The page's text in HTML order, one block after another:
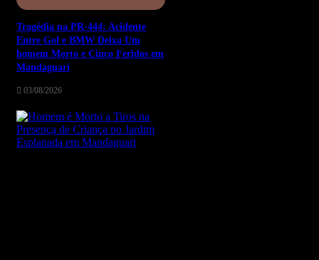
Tragédia na PR-444: Acidente
Entre Gol e BMW Deixa Um
homem Morto e Cinco Feridos em
Mandaguari
03/08/2026